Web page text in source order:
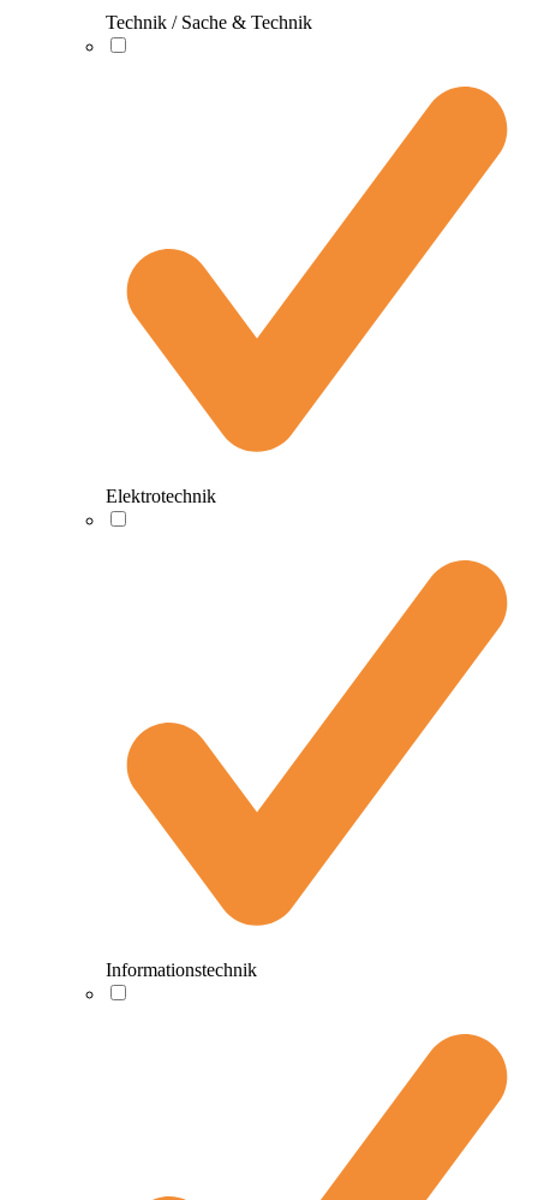
Technik / Sache & Technik
Elektrotechnik
Informationstechnik